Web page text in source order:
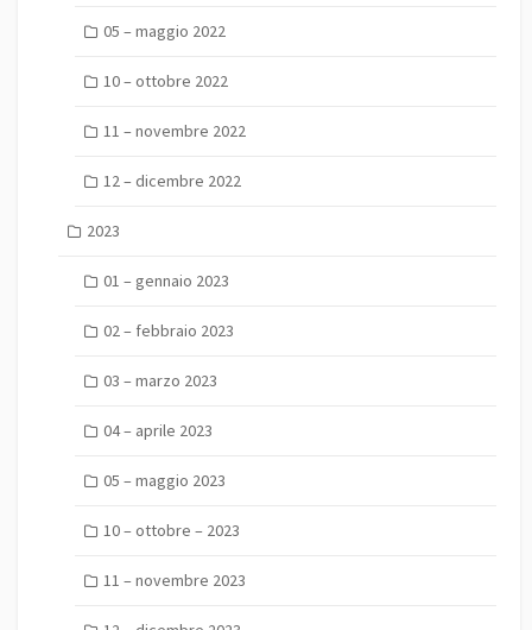
05 – maggio 2022
10 – ottobre 2022
11 – novembre 2022
12 – dicembre 2022
2023
01 – gennaio 2023
02 – febbraio 2023
03 – marzo 2023
04 – aprile 2023
05 – maggio 2023
10 – ottobre – 2023
11 – novembre 2023